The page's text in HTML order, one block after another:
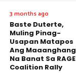
3 months ago
Baste Duterte,
Muling Pinag-
Usapan Matapos
Ang Maaanghang
Na Banat Sa RAGE
Coalition Rally